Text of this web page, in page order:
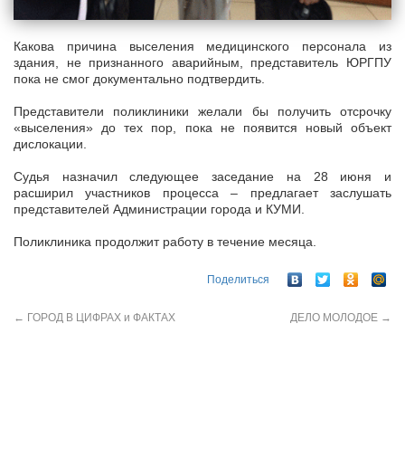
Какова причина выселения медицинского персонала из
здания, не признанного аварийным, представитель ЮРГПУ
пока не смог документально подтвердить.
Представители поликлиники желали бы получить отсрочку
«выселения» до тех пор, пока не появится новый объект
дислокации.
Судья назначил следующее заседание на 28 июня и
расширил участников процесса – предлагает заслушать
представителей Администрации города и КУМИ.
Поликлиника продолжит работу в течение месяца.
Поделиться
← ГОРОД В ЦИФРАХ и ФАКТАХ ДЕЛО МОЛОДОЕ →